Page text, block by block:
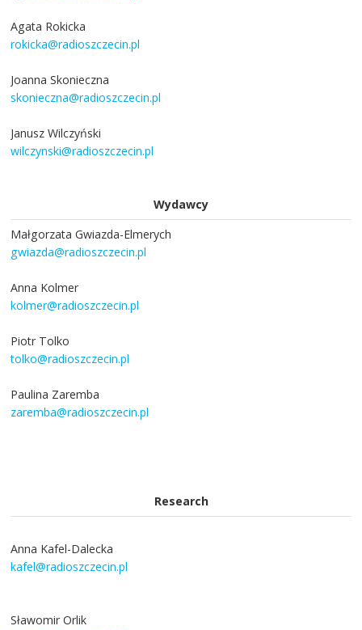
Agata Rokicka
rokicka@radioszczecin.pl
Joanna Skonieczna
skonieczna@radioszczecin.pl
Janusz Wilczyński
wilczynski@radioszczecin.pl
Wydawcy
Małgorzata Gwiazda-Elmerych
gwiazda@radioszczecin.pl
Anna Kolmer
kolmer@radioszczecin.pl
Piotr Tolko
tolko@radioszczecin.pl
Paulina Zaremba
zaremba@radioszczecin.pl
Research
Anna Kafel-Dalecka
kafel@radioszczecin.pl
Sławomir Orlik